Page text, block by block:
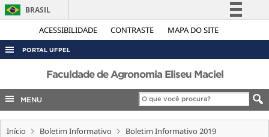
ACESSIBILIDADE CONTRASTE MAPA DO SITE
BRASIL
Simplifique!
Legislação
Canais
PORTAL UFPEL
ACESSO À INFORMAÇÃO
AUDITORIA
COBALTO
CONCURSOS
Faculdade de Agronomia Eliseu Maciel
MENU
Início Boletim Informativo Boletim Informativo 2019